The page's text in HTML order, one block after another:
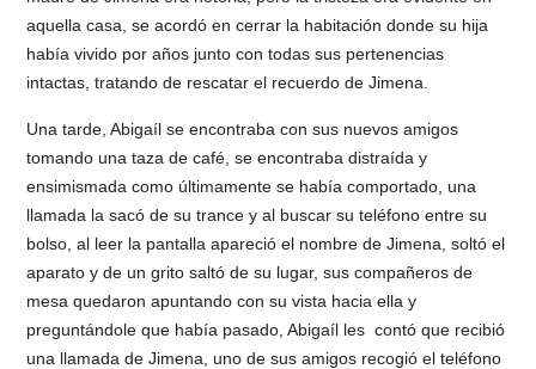
aquella casa, se acordó en cerrar la habitación donde su hija
había vivido por años junto con todas sus pertenencias
intactas, tratando de rescatar el recuerdo de Jimena.
Una tarde, Abigaíl se encontraba con sus nuevos amigos
tomando una taza de café, se encontraba distraída y
ensimismada como últimamente se había comportado, una
llamada la sacó de su trance y al buscar su teléfono entre su
bolso, al leer la pantalla apareció el nombre de Jimena, soltó el
aparato y de un grito saltó de su lugar, sus compañeros de
mesa quedaron apuntando con su vista hacia ella y
preguntándole que había pasado, Abigaíl les contó que recibió
una llamada de Jimena, uno de sus amigos recogió el teléfono